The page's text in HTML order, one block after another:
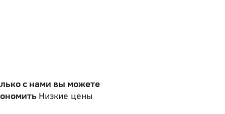
с нами вы можете
Низкие цены